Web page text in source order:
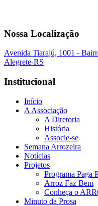
Nossa Localização
Avenida Tiarajú, 1001 -
Alegrete-RS
Institucional
Início
A Associação
A Diretoria
História
Associe-se
Semana Arrozeira
Notícias
Projetos
Programa Paga
Arroz Faz Bem
Conheça o
Minuto da Prosa